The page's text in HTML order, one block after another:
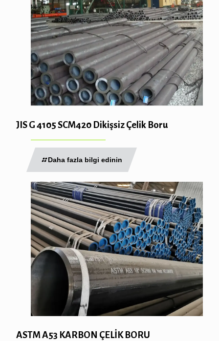
JIS G 4105 SCM420 Dikişsiz Çelik Boru
Daha fazla bilgi edinin
ASTM A53 KARBON ÇELİK BORU